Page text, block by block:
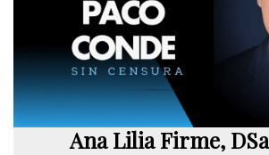
Ana Lilia Firme,